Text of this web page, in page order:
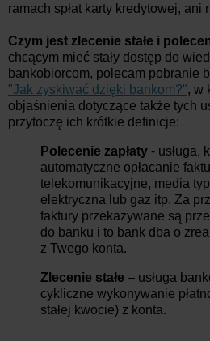
ramach spłat karty kredytowej, ani
Czym jest zlecenie stałe i
chcącym mieć stały dostęp do
bankobiorcom, polecam pobranie
"Jak zyskiwać dzięki bankom?", w
objaśnienia dotyczące także tych
przytoczę ich krótkie definicje:
Polecenie zapłaty - usługa,
automatyczne opłacanie
telekomunikacyjne, media
elektryczna lub gaz itp. Za
faktury przekazywane są
do banku i to bank dba o
z Twego konta.
Zlecenie stałe – usługa
cykliczne wykonywanie
stałej kwocie) z konta.